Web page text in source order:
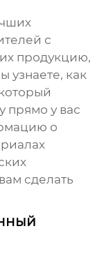
с
продукцию,
узнаете, как
прямо у вас
о
сделать